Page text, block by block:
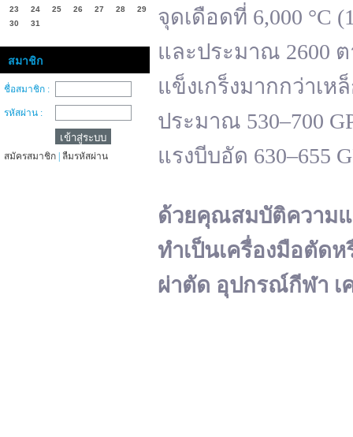
23
24 25 26 27 28
29
30
31
สมาชิก
ชื่อสมาชิก :
รหัสผ่าน :
สมัครสมาชิก ลืมรหัสผ่าน
จุดเดือดที่ 6,000 °C
และประมาณ 2600
แข็งเกร็งมากกว่าเ
ประมาณ 530–700
แรงบีบอัด 630–655
ด้วยคุณสมบัติความแ
ทำเป็นเครื่องมือตัดห
ผ่าตัด อุปกรณ์กีฬา เ